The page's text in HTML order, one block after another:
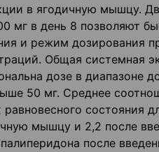
в ягодичную мышцу.
мг в день 8 позволяют
и режим дозирования
Общая системная
дозе в диапазоне
50 мг. Среднее
состояния
мышцу и 2,2 после
после